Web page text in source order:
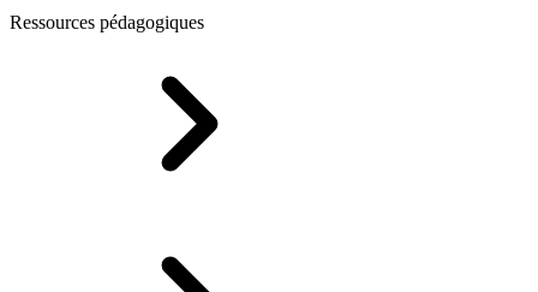
Ressources pédagogiques